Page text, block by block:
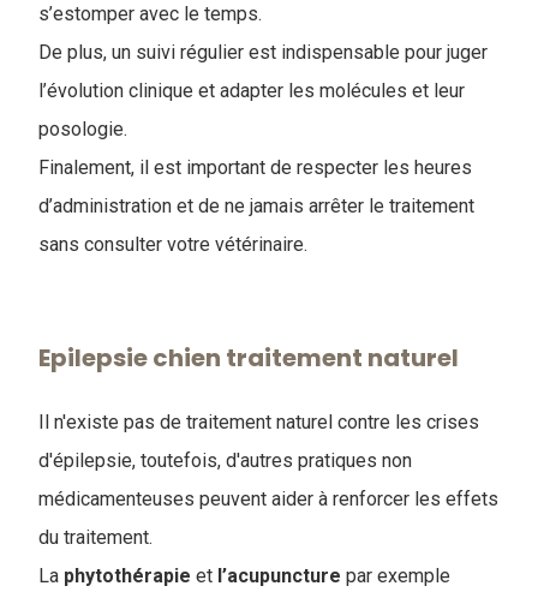
s’estomper avec le temps.
De plus, un suivi régulier est indispensable pour juger
l’évolution clinique et adapter les molécules et leur
posologie.
Finalement, il est important de respecter les heures
d’administration et de ne jamais arrêter le traitement
sans consulter votre vétérinaire.
Epilepsie chien traitement naturel
Il n'existe pas de traitement naturel contre les crises
d'épilepsie, toutefois, d'autres pratiques non
médicamenteuses peuvent aider à renforcer les effets
du traitement.
La phytothérapie et l’acupuncture par exemple